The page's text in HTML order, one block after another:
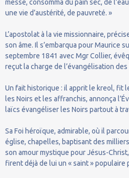
messe, consomma du pain sec, de
une vie d’austérité, de pauvreté. »
L’apostolat à la vie missionnaire,
son âme. Il s’embarqua pour Maurice
septembre 1841 avec Mgr Collier,
reçut la charge de l’évangélisation des
Un fait historique : il apprit le kreol, fit
les Noirs et les affranchis, annonça
laïcs évangéliser les Noirs partout à
Sa Foi héroïque, admirable, où il
église, chapelles, baptisant des
son amour mystique pour Jésus-
firent déjà de lui un « saint » populaire